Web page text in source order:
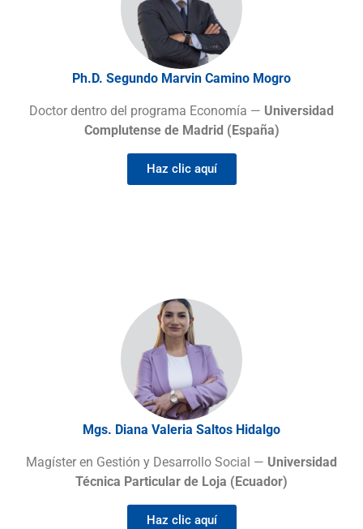
Ph.D. Segundo Marvin Camino Mogro
Doctor dentro del programa Economía — Universidad
Complutense de Madrid (España)
Haz clic aquí
Mgs. Diana Valeria Saltos Hidalgo
Magíster en Gestión y Desarrollo Social — Universidad
Técnica Particular de Loja (Ecuador)
Haz clic aquí